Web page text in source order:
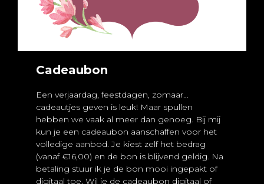
Cadeaubon
Een verjaardag, feestdagen, zomaar…
cadeautjes geven is leuk! Maar spullen
hebben we vaak al meer dan genoeg. Bij mij
kun je een cadeaubon aanschaffen voor het
volledige aanbod. Je kiest zelf het bedrag
(vanaf €16,00) en de bon is blijvend geldig. Na
betaling stuur ik je de bon mooi ingepakt of
digitaal toe. Wil je de cadeaubon digitaal of